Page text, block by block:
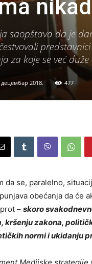
saopštava da je
za koje se već
децембар 2018. 477
da se, paralelno,
obećanja da će
– skoro
kršenju zakona,
normi i ukidanju